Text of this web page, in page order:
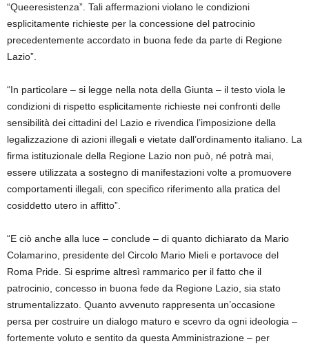
“Queeresistenza”. Tali affermazioni violano le condizioni
esplicitamente richieste per la concessione del patrocinio
precedentemente accordato in buona fede da parte di Regione
Lazio”.
“In particolare – si legge nella nota della Giunta – il testo viola le
condizioni di rispetto esplicitamente richieste nei confronti delle
sensibilità dei cittadini del Lazio e rivendica l’imposizione della
legalizzazione di azioni illegali e vietate dall’ordinamento italiano. La
firma istituzionale della Regione Lazio non può, né potrà mai,
essere utilizzata a sostegno di manifestazioni volte a promuovere
comportamenti illegali, con specifico riferimento alla pratica del
cosiddetto utero in affitto”.
“E ciò anche alla luce – conclude – di quanto dichiarato da Mario
Colamarino, presidente del Circolo Mario Mieli e portavoce del
Roma Pride. Si esprime altresì rammarico per il fatto che il
patrocinio, concesso in buona fede da Regione Lazio, sia stato
strumentalizzato. Quanto avvenuto rappresenta un’occasione
persa per costruire un dialogo maturo e scevro da ogni ideologia –
fortemente voluto e sentito da questa Amministrazione – per